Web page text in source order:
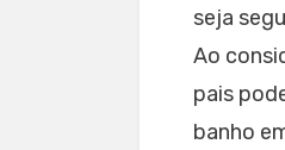
seja
Ao
pais
banho